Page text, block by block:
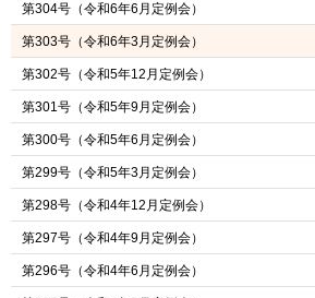
第304号（令和6年6月定例会）
第303号（令和6年3月定例会）
第302号（令和5年12月定例会）
第301号（令和5年9月定例会）
第300号（令和5年6月定例会）
第299号（令和5年3月定例会）
第298号（令和4年12月定例会）
第297号（令和4年9月定例会）
第296号（令和4年6月定例会）